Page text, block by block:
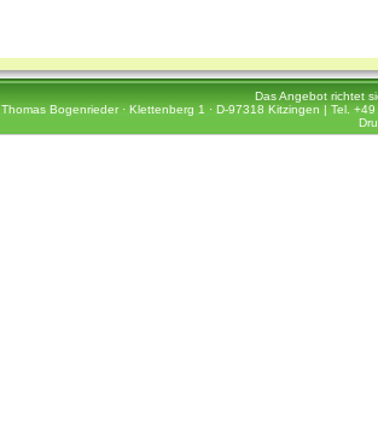
Das Angebot richtet
Thomas Bogenrieder · Klettenberg 1 · D-97318 Kitzingen | Tel.